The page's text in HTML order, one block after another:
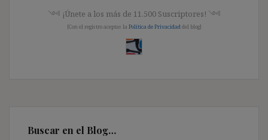
༺ ¡Únete a los más de 11.500 Suscriptores! ༺
[Con el registro aceptas la Política de Privacidad del blog]
Buscar en el Blog…